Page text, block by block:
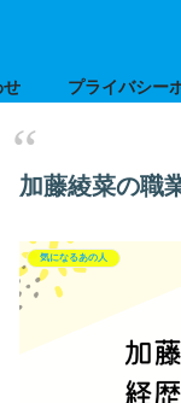
せ プライバシー
加藤綾菜の職
気になるあの人